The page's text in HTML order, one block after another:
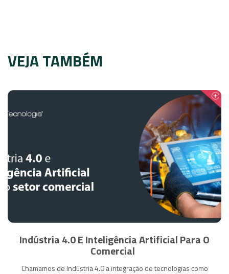
VEJA TAMBÉM
Indústria 4.0 E Inteligência Artificial Para O
Comercial
Chamamos de Indústria 4.0 a integração de tecnologias como